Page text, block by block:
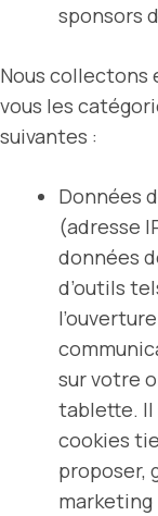
sponsors
Nous collectons
vous les
suivantes :
Données
(adresse
données
d’outils
sur votre
tablette. Il
cookies
proposer,
marketing